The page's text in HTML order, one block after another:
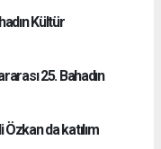
Kültür
25. Bahadın
da katılım